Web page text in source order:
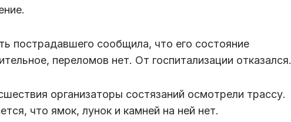
пострадавшего сообщила, что его состояние
переломов нет. От госпитализации отказался.
организаторы состязаний осмотрели трассу.
что ямок, лунок и камней на ней нет.